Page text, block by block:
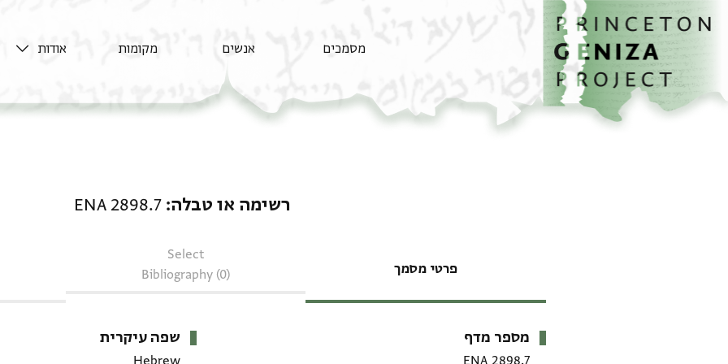
דילוג לתוכן
דף הבית
מסמכים אנשים מקומות אודות
רשימה או טבלה ENA 2898.7
פרטי מסמך
Select
Bibliography (0)
מטא-דאטא
מספר מדף שפה עיקרית